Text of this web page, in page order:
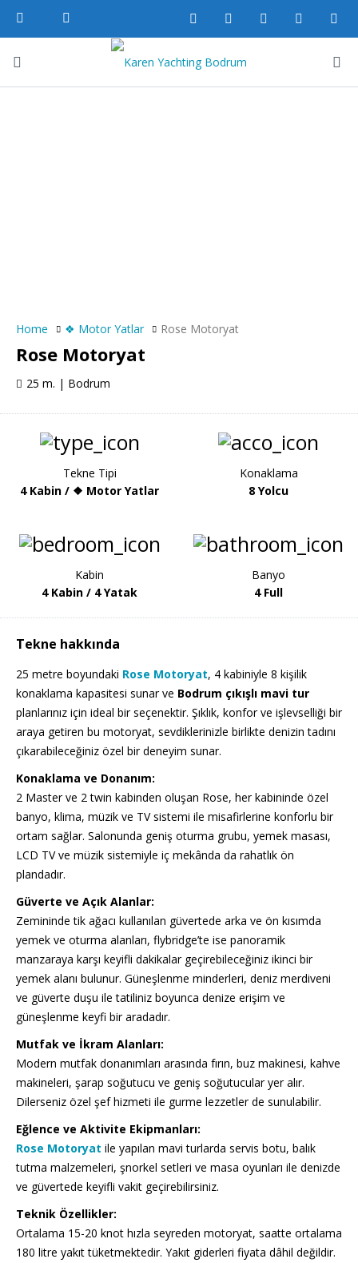
Home ❖ Motor Yatlar Rose Motoryat
Rose Motoryat
25 m. | Bodrum
Tekne Tipi
4 Kabin / ❖ Motor Yatlar
Konaklama
8 Yolcu
Kabin
4 Kabin / 4 Yatak
Banyo
4 Full
Tekne hakkında
25 metre boyundaki Rose Motoryat, 4 kabiniyle 8 kişilik
konaklama kapasitesi sunar ve Bodrum çıkışlı mavi tur
planlarınız için ideal bir seçenektir. Şıklık, konfor ve işlevselliği bir
araya getiren bu motoryat, sevdiklerinizle birlikte denizin tadını
çıkarabileceğiniz özel bir deneyim sunar.
Konaklama ve Donanım:
2 Master ve 2 twin kabinden oluşan Rose, her kabininde özel
banyo, klima, müzik ve TV sistemi ile misafirlerine konforlu bir
ortam sağlar. Salonunda geniş oturma grubu, yemek masası,
LCD TV ve müzik sistemiyle iç mekânda da rahatlık ön
plandadır.
Güverte ve Açık Alanlar:
Zemininde tik ağacı kullanılan güvertede arka ve ön kısımda
yemek ve oturma alanları, flybridge’te ise panoramik
manzaraya karşı keyifli dakikalar geçirebileceğiniz ikinci bir
yemek alanı bulunur. Güneşlenme minderleri, deniz merdiveni
ve güverte duşu ile tatiliniz boyunca denize erişim ve
güneşlenme keyfi bir aradadır.
Mutfak ve İkram Alanları:
Modern mutfak donanımları arasında fırın, buz makinesi, kahve
makineleri, şarap soğutucu ve geniş soğutucular yer alır.
Dilerseniz özel şef hizmeti ile gurme lezzetler de sunulabilir.
Eğlence ve Aktivite Ekipmanları:
Rose Motoryat ile yapılan mavi turlarda servis botu, balık
tutma malzemeleri, şnorkel setleri ve masa oyunları ile denizde
ve güvertede keyifli vakit geçirebilirsiniz.
Teknik Özellikler:
Ortalama 15-20 knot hızla seyreden motoryat, saatte ortalama
180 litre yakıt tüketmektedir. Yakıt giderleri fiyata dâhil değildir.